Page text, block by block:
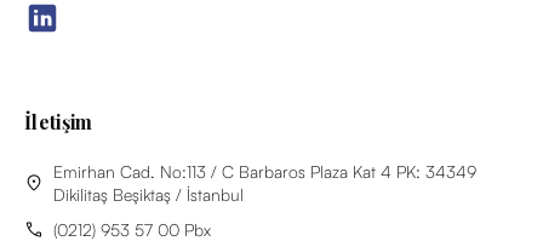
İletişim
Emirhan Cad. No:113 / C Barbaros Plaza Kat 4 PK: 34349
Dikilitaş Beşiktaş / İstanbul
(0212) 953 57 00 Pbx